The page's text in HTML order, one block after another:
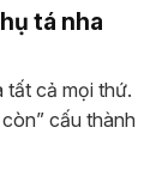
tá nha
tất cả mọi thứ.
cấu thành